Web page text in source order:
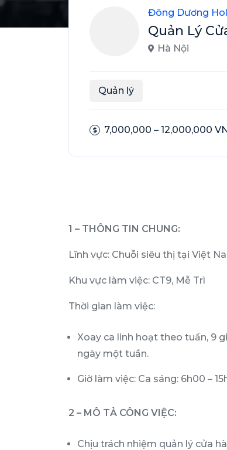
Đông Dương
Quản Lý
Hà Nội
Quản lý
7,000,000 – 12,000,000
1 – THÔNG TIN CHUNG:
Lĩnh vực: Chuỗi siêu thị tại Việt
Khu vực làm việc: CT9, Mễ Trì
Thời gian làm việc:
Xoay ca linh hoạt theo tuần, 9
ngày một tuần.
Giờ làm việc: Ca sáng: 6h00 –
2 – MÔ TẢ CÔNG VIỆC:
Chịu trách nhiệm quản lý cửa